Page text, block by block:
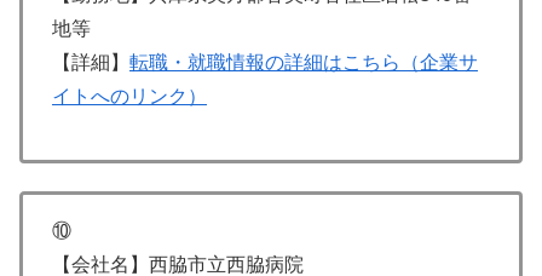
地等
【詳細】 転職・就職情報の詳細はこちら（企業サ
イトへのリンク）
⑩
【会社名】西脇市立西脇病院